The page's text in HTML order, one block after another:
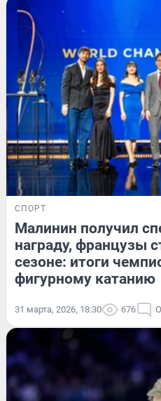
СПОРТ
Малинин получил
награду, французы
сезоне: итоги
фигурному катанию
31 марта, 2026, 18:30 676